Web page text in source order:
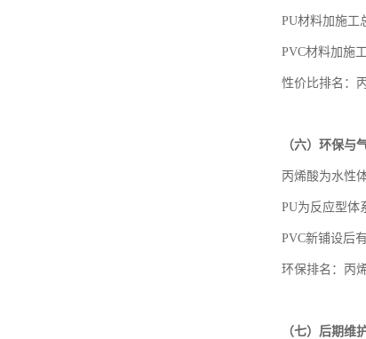
PU材料加施工
PVC材料加施
性价比排名：
（六） 环保与
丙烯酸为水性
PU为反应型体
PVC新铺设后
环保排名：丙
（七） 后期维